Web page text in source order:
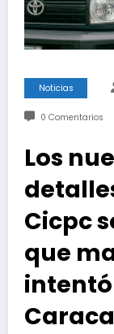
Noticias
0 Comentarios
Los
Cicpc
que